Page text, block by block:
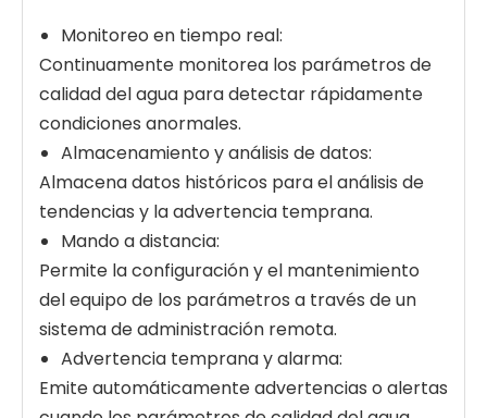
Monitoreo en tiempo real:
Continuamente monitorea los parámetros de
calidad del agua para detectar rápidamente
condiciones anormales.
Almacenamiento y análisis de datos:
Almacena datos históricos para el análisis de
tendencias y la advertencia temprana.
Mando a distancia:
Permite la configuración y el mantenimiento
del equipo de los parámetros a través de un
sistema de administración remota.
Advertencia temprana y alarma:
Emite automáticamente advertencias o alertas